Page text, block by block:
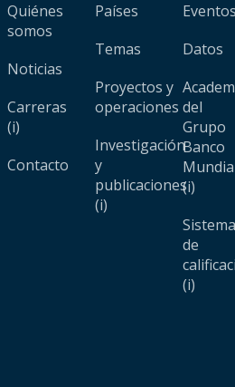
Quiénes
somos
Noticias
Carreras
(i)
Contacto
Países
Temas
Proyectos y
operaciones
Investigación
y
publicaciones
(i)
Eventos
Datos
del
Grupo
Banco
(i)
Sistema
de
(i)